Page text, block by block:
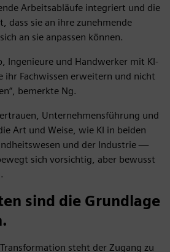
Arbeitsabläufe integriert und die
dass sie an ihre zunehmende
an sie anpassen können.
Ingenieure und Handwerker mit KI-
ihr Fachwissen erweitern und nicht
bemerkte Ng.
Unternehmensführung und
Art und Weise, wie KI in beiden
und der Industrie —
sich vorsichtig, aber bewusst
sind die Grundlage
steht der Zugang zu